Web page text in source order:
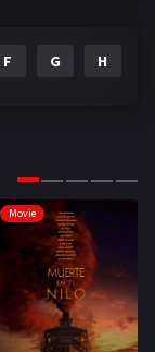
F G H
Movie